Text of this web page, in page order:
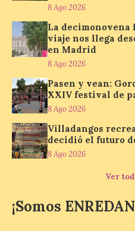
Conceyu País Llionés y
Turismo, Ocio e
jóvenes “Enredando.info”.
nos envía la décimo […]
Los minerales y
más comunes
nueva exposición
Museo de la
la Minería de
8 Ago 2026
inaugurará el
de agosto a
8 Ago 2026
La decimonovena
viaje nos llega
en Madrid
8 Ago 2026
Pasen y vean:
XXIV festival de
8 Ago 2026
Villadangos
decidió el futuro
8 Ago 2026
Ver
¡Somos